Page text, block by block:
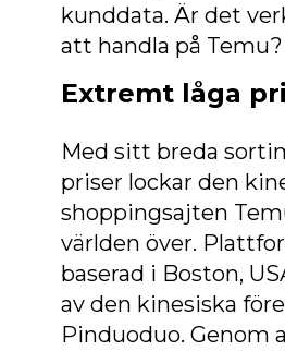
kunddata. Är det
att handla på Temu?
Extremt låga
Med sitt breda
priser lockar den
shoppingsajten
världen över.
baserad i Boston,
av den kinesiska
Pinduoduo. Genom